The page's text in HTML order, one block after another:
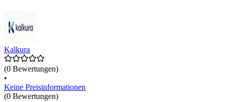
Kalkura
(0 Bewertungen)
•
Keine Preisinformationen
(0 Bewertungen)